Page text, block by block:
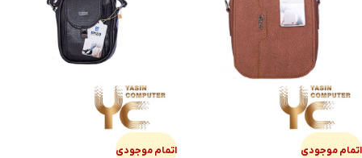
اتمام موجودی اتمام موجودی